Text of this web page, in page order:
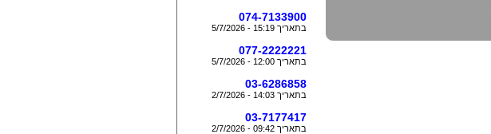
074-7133900
בתאריך 15:19 - 5/7/2026
077-2222221
בתאריך 12:00 - 5/7/2026
03-6286858
בתאריך 14:03 - 2/7/2026
03-7177417
בתאריך 09:42 - 2/7/2026